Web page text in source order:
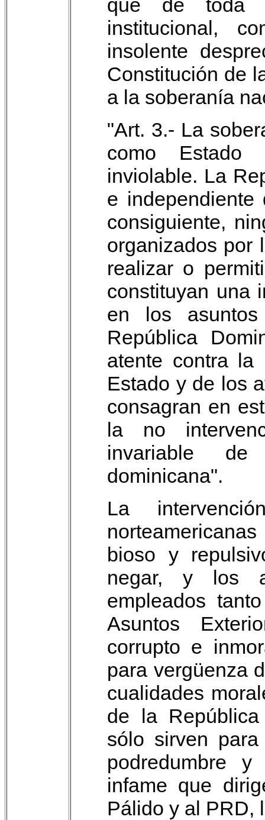
que de toda
institucional,
insolente
Constitución de
a la soberanía
"Art. 3.- La
como Estado
inviolable. La
e independiente
consiguiente,
organizados por
realizar o
constituyan una
en los
República
atente contra la
Estado y de los
consagran en
la no
invariable
dominicana".
La
bioso y
negar, y los
empleados
Asuntos
corrupto e
para vergüenza
cualidades
de la
sólo sirven
podredumbre
infame que
Pálido y al PRD,